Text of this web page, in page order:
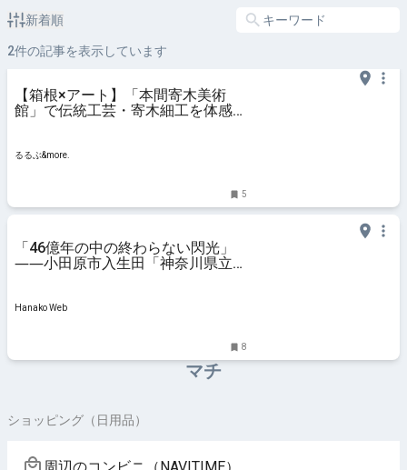
新着順
2件の記事を表示しています
【箱根×アート】「本間寄木美術
館」で伝統工芸・寄木細工を体感！
るるぶ&more.
5
「46億年の中の終わらない閃光」
――小田原市入生田「神奈川県立
KANAGAWA探訪＃13
Hanako Web
8
マチ
ショッピング（日用品）
周辺のコンビニ（NAVITIME）